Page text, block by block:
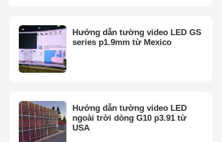
Hướng dẫn tường video LED GS
series p1.9mm từ Mexico
Hướng dẫn tường video LED
ngoài trời dòng G10 p3.91 từ
USA